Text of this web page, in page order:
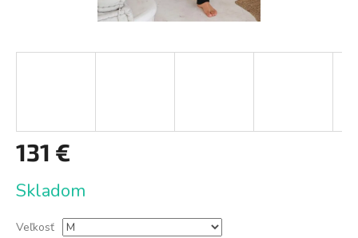
131 €
cena:
Skladom
Veľkosť